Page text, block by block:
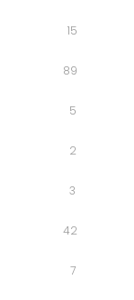
15
89
5
2
3
42
7